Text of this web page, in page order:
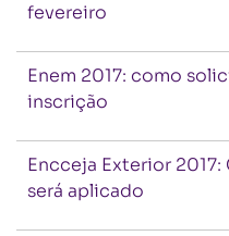
fevereiro
Enem 2017: como
inscrição
Encceja Exterior
será aplicado